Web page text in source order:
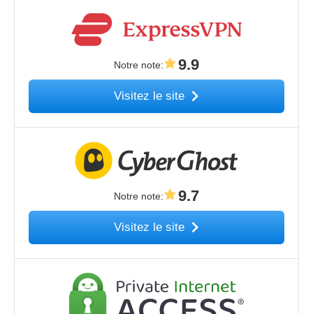
Notre note: 9.9
Visitez le site
Notre note: 9.7
Visitez le site